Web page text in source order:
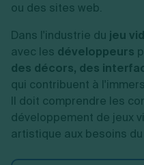
ou des sites web.
Dans l'industrie du jeu
avec les développeurs
des décors, des
qui contribuent à
Il doit comprendre les
développement de jeux
artistique aux besoins